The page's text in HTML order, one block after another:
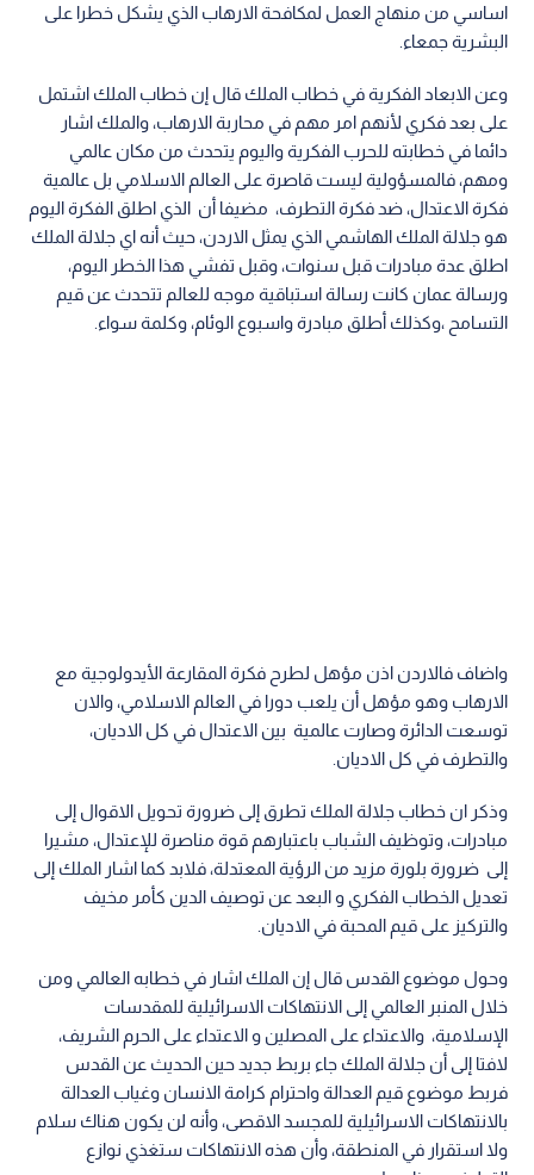
اساسي من منهاج العمل لمكافحة الارهاب الذي يشكل خطرا على
البشرية جمعاء.
وعن الابعاد الفكرية في خطاب الملك قال إن خطاب الملك اشتمل
على بعد فكري لأنهم امر مهم في محاربة الارهاب، والملك اشار
دائما في خطابته للحرب الفكرية واليوم يتحدث من مكان عالمي
ومهم، فالمسؤولية ليست قاصرة على العالم الاسلامي بل عالمية
فكرة الاعتدال، ضد فكرة التطرف، مضيفا أن الذي اطلق الفكرة اليوم
هو جلالة الملك الهاشمي الذي يمثل الاردن، حيث أنه اي جلالة الملك
اطلق عدة مبادرات قبل سنوات، وقبل تفشي هذا الخطر اليوم،
ورسالة عمان كانت رسالة استباقية موجه للعالم تتحدث عن قيم
التسامح ،وكذلك أطلق مبادرة واسبوع الوئام، وكلمة سواء.
واضاف فالاردن اذن مؤهل لطرح فكرة المقارعة الأيدولوجية مع
الارهاب وهو مؤهل أن يلعب دورا في العالم الاسلامي، والان
توسعت الدائرة وصارت عالمية بين الاعتدال في كل الاديان،
والتطرف في كل الاديان.
وذكر ان خطاب جلالة الملك تطرق إلى ضرورة تحويل الاقوال إلى
مبادرات، وتوظيف الشباب باعتبارهم قوة مناصرة للإعتدال، مشيرا
إلى ضرورة بلورة مزيد من الرؤية المعتدلة، فلابد كما اشار الملك إلى
تعديل الخطاب الفكري و البعد عن توصيف الدين كأمر مخيف
والتركيز على قيم المحبة في الاديان.
وحول موضوع القدس قال إن الملك اشار في خطابه العالمي ومن
خلال المنبر العالمي إلى الانتهاكات الاسرائيلية للمقدسات
الإسلامية، والاعتداء على المصلين و الاعتداء على الحرم الشريف،
لافتا إلى أن جلالة الملك جاء بربط جديد حين الحديث عن القدس
فربط موضوع قيم العدالة واحترام كرامة الانسان وغياب العدالة
بالانتهاكات الاسرائيلية للمجسد الاقصى، وأنه لن يكون هناك سلام
ولا استقرار في المنطقة، وأن هذه الانتهاكات ستغذي نوازع